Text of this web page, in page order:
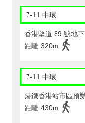
7-11 中環
香港堅道 89 號地下
距離 320m
7-11 中環
港鐵香港站市區預
距離 430m